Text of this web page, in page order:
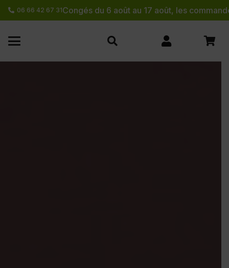
06 66 42 67 31Congés du 6 août au 17 août, les